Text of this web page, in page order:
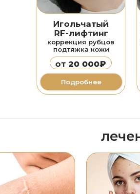
лазерная
от6000₽
самыми эффективными
методиками
Лечение
акне